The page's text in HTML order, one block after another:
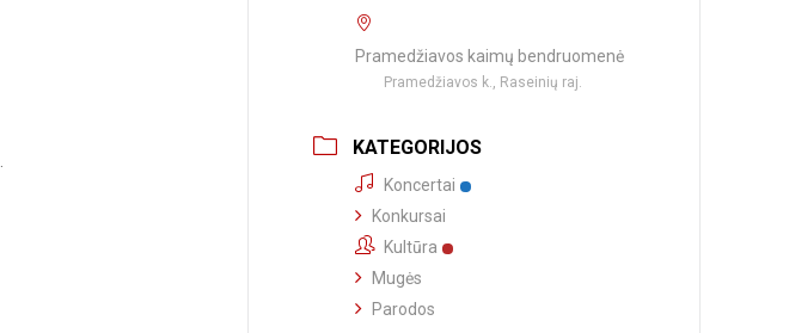
Pramedžiavos kaimų bendruomenė
Pramedžiavos k., Raseinių raj.
KATEGORIJOS
Koncertai
Konkursai
Kultūra
Mugės
Parodos